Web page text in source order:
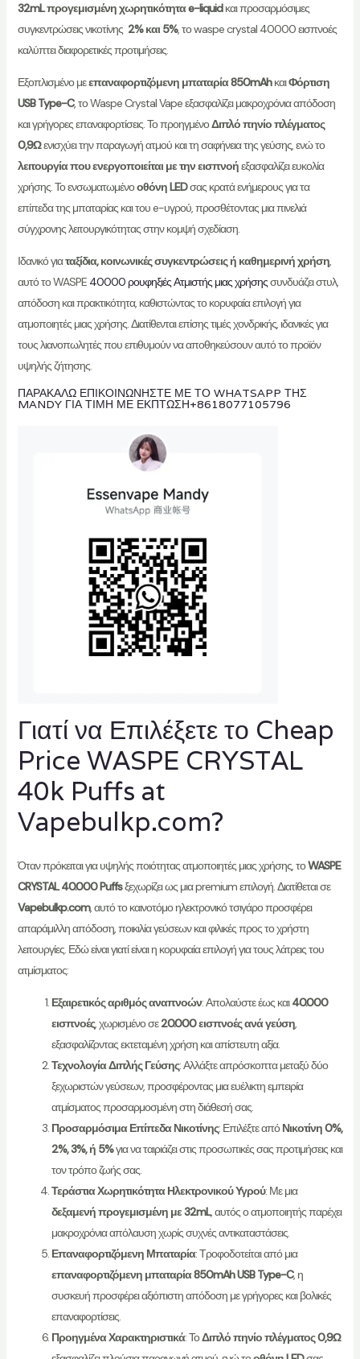
32mL προγεμισμένη χωρητικότητα e-liquidκαι προσαρμόσιμες
συγκεντρώσεις νικοτίνης 2% και 5%, το waspe crystal 40000 εισπνοές
καλύπτει διαφορετικές προτιμήσεις.
Εξοπλισμένο μεεπαναφορτιζόμενη μπαταρία 850mAhκαιΦόρτιση
USB Type-C, το Waspe Crystal Vape εξασφαλίζει μακροχρόνια απόδοση
και γρήγορες επαναφορτίσεις. Το προηγμένοΔιπλό πηνίο πλέγματος
0,9Ωενισχύει την παραγωγή ατμού και τη σαφήνεια της γεύσης, ενώ το
λειτουργία που ενεργοποιείται με την εισπνοήεξασφαλίζει ευκολία
χρήσης. Το ενσωματωμένοοθόνη LEDσας κρατά ενήμερους για τα
επίπεδα της μπαταρίας και του e-υγρού, προσθέτοντας μια πινελιά
σύγχρονης λειτουργικότητας στην κομψή σχεδίαση.
Ιδανικό γιαταξίδια, κοινωνικές συγκεντρώσεις ή καθημερινή χρήση,
αυτό το WASPE 40000 ρουφηξιές Ατμιστής μιας χρήσηςσυνδυάζει στυλ,
απόδοση και πρακτικότητα, καθιστώντας το κορυφαία επιλογή για
ατμοποιητές μιας χρήσης. Διατίθενται επίσης τιμές χονδρικής, ιδανικές για
τους λιανοπωλητές που επιθυμούν να αποθηκεύσουν αυτό το προϊόν
υψηλής ζήτησης.
ΠΑΡΑΚΑΛΏ ΕΠΙΚΟΙΝΩΝΉΣΤΕ ΜΕ ΤΟ WHATSAPP ΤΗΣ
MANDY ΓΙΑ ΤΙΜΉ ΜΕ ΈΚΠΤΩΣΗ+8618077105796
Γιατί να Επιλέξετε το Cheap
Price WASPE CRYSTAL
40k Puffs at
Vapebulkp.com?
Όταν πρόκειται για υψηλής ποιότητας ατμοποιητές μιας χρήσης, τοWASPE
CRYSTAL 40.000 Puffsξεχωρίζει ως μια premium επιλογή. Διατίθεται σε
Vapebulkp.com, αυτό το καινοτόμο ηλεκτρονικό τσιγάρο προσφέρει
απαράμιλλη απόδοση, ποικιλία γεύσεων και φιλικές προς το χρήστη
λειτουργίες. Εδώ είναι γιατί είναι η κορυφαία επιλογή για τους λάτρεις του
ατμίσματος:
Εξαιρετικός αριθμός αναπνοών: Απολαύστε έως και40.000
εισπνοές, χωρισμένο σε20.000 εισπνοές ανά γεύση,
εξασφαλίζοντας εκτεταμένη χρήση και απίστευτη αξία.
Τεχνολογία Διπλής Γεύσης: Αλλάξτε απρόσκοπτα μεταξύ δύο
ξεχωριστών γεύσεων, προσφέροντας μια ευέλικτη εμπειρία
ατμίσματος προσαρμοσμένη στη διάθεσή σας.
Προσαρμόσιμα Επίπεδα Νικοτίνης: Επιλέξτε απόΝικοτίνη 0%,
2%, 3%, ή 5%για να ταιριάζει στις προσωπικές σας προτιμήσεις και
τον τρόπο ζωής σας.
Τεράστια Χωρητικότητα Ηλεκτρονικού Υγρού: Με μια
δεξαμενή προγεμισμένη με 32mL, αυτός ο ατμοποιητής παρέχει
μακροχρόνια απόλαυση χωρίς συχνές αντικαταστάσεις.
Επαναφορτιζόμενη Μπαταρία: Τροφοδοτείται από μια
επαναφορτιζόμενη μπαταρία 850mAh USB Type-C, η
συσκευή προσφέρει αξιόπιστη απόδοση με γρήγορες και βολικές
επαναφορτίσεις.
Προηγμένα Χαρακτηριστικά: ΤοΔιπλό πηνίο πλέγματος 0,9Ω